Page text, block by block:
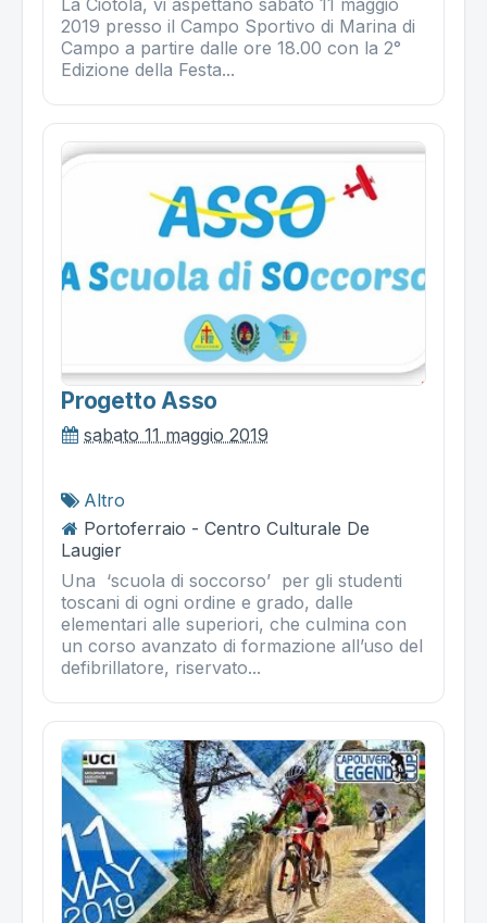
La Ciotola, vi aspettano sabato 11 maggio
2019 presso il Campo Sportivo di Marina di
Campo a partire dalle ore 18.00 con la 2°
Edizione della Festa...
Progetto Asso
sabato 11 maggio 2019
Altro
Portoferraio - Centro Culturale De
Laugier
Una ‘scuola di soccorso’ per gli studenti
toscani di ogni ordine e grado, dalle
elementari alle superiori, che culmina con
un corso avanzato di formazione all’uso del
defibrillatore, riservato...